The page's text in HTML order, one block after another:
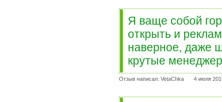
Я ваще собой
открыть и
наверное, даже
крутые
Отзыв написал: VetaChka 4 июля